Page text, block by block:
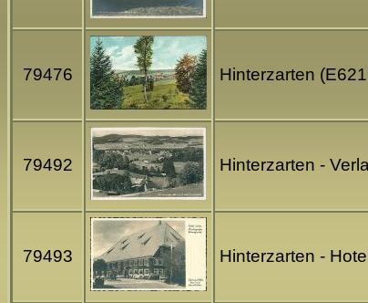
79476 Hinterzarten
79492 Hinterzarten -
79493 Hinterzarten -